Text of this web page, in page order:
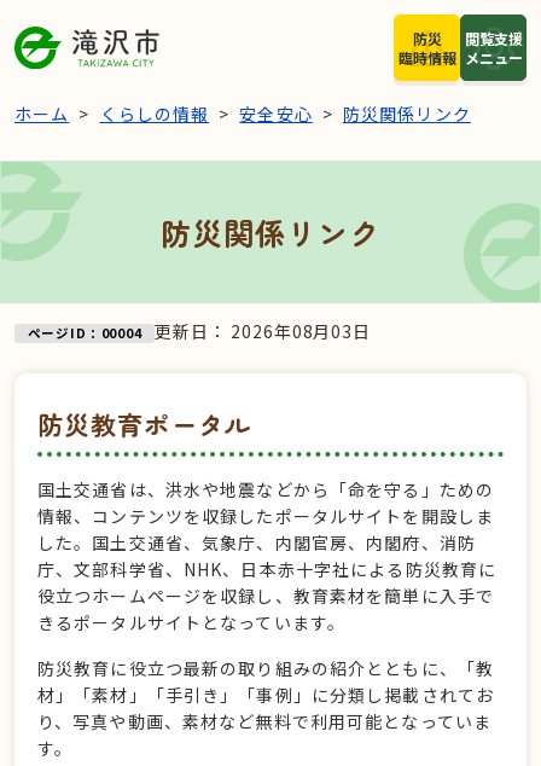
閲覧支援
メニュー
防災
臨時情報
ホーム くらしの情報 安全安心 防災関係リンク
防災関係リンク
ページID：00004 更新日： 2026年08月03日
防災教育ポータル
国土交通省は、洪水や地震などから「命を守る」ための
情報、コンテンツを収録したポータルサイトを開設しま
した。国土交通省、気象庁、内閣官房、内閣府、消防
庁、文部科学省、NHK、日本赤十字社による防災教育に
役立つホームページを収録し、教育素材を簡単に入手で
きるポータルサイトとなっています。
防災教育に役立つ最新の取り組みの紹介とともに、「教
材」「素材」「手引き」「事例」に分類し掲載されてお
り、写真や動画、素材など無料で利用可能となっていま
す。